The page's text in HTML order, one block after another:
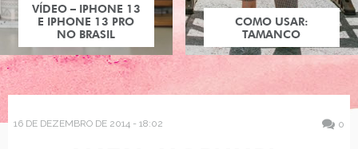
VÍDEO – IPHONE 13
E IPHONE 13 PRO
NO BRASIL
COMO USAR:
TAMANCO
16 DE DEZEMBRO DE 2014 - 18:02 0